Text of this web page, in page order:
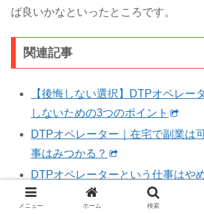
ば良いかなといったところです。
関連記事
【後悔しない選択】DTPオペレー
しないための3つのポイント
DTPオペレーター｜在宅で副業は
事はみつかる？
DTPオペレーターという仕事はや
がどうなの？
メニュー ホーム 検索